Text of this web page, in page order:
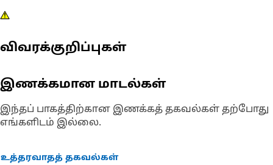
விவரக்குறிப்புகள்
இணக்கமான மாடல்கள்
இந்தப் பாகத்திற்கான இணக்கத் தகவல்கள் தற்போது
எங்களிடம் இல்லை.
உத்தரவாதத் தகவல்கள்